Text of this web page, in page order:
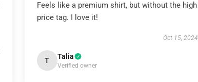
Feels like a premium shirt, but without the high
price tag. I love it!
Oct 15, 2024
T Talia
Verified owner